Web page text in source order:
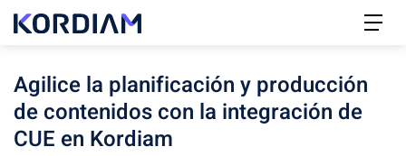
Agilice la planificación y producción
de contenidos con la integración de
CUE en Kordiam